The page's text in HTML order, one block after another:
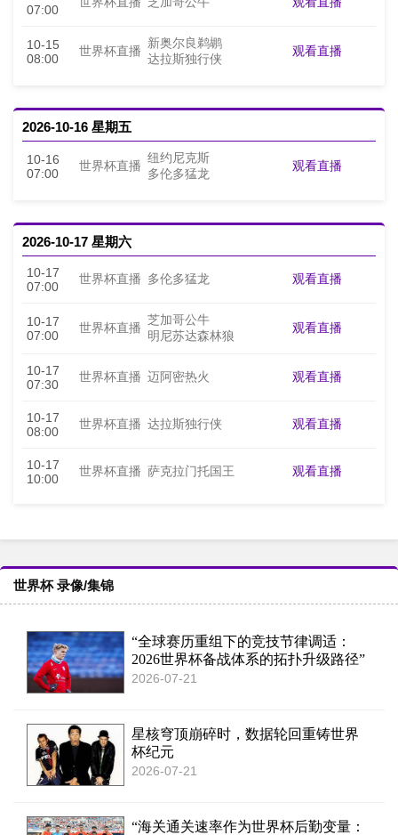
07:00
10-15
08:00
世界杯直播
新奥尔良鹈鹕
达拉斯独行侠
观看直播
2026-10-16 星期五
10-16
07:00
世界杯直播
纽约尼克斯
多伦多猛龙
观看直播
2026-10-17 星期六
10-17
07:00
世界杯直播 多伦多猛龙 观看直播
10-17
07:00
世界杯直播
芝加哥公牛
明尼苏达森林狼
观看直播
10-17
07:30
世界杯直播 迈阿密热火 观看直播
10-17
08:00
世界杯直播 达拉斯独行侠 观看直播
10-17
10:00
世界杯直播 萨克拉门托国王 观看直播
世界杯 录像/集锦
“全球赛历重组下的竞技节律调适：
2026世界杯备战体系的拓扑升级路径”
2026-07-21
星核穹顶崩碎时，数据轮回重铸世界
杯纪元
2026-07-21
“海关通关速率作为世界杯后勤变量：